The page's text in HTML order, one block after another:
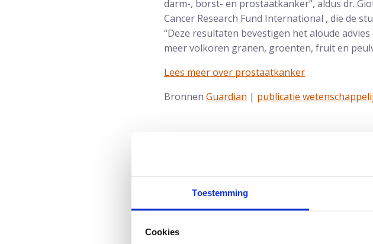
Toestemming
Cookies
darm-, borst- en prostaatkanker”, aldus dr.
Cancer Research Fund International , die de
“Deze resultaten bevestigen het aloude
meer volkoren granen, groenten, fruit en
Lees meer over prostaatkanker
Bronnen Guardian | publicatie